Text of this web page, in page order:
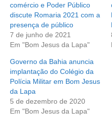
comércio e Poder Público
discute Romaria 2021 com a
presença de público
7 de junho de 2021
Em "Bom Jesus da Lapa"
Governo da Bahia anuncia
implantação do Colégio da
Polícia Militar em Bom Jesus
da Lapa
5 de dezembro de 2020
Em "Bom Jesus da Lapa"